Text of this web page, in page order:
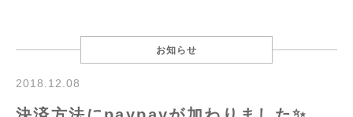
お知らせ
2018.12.08